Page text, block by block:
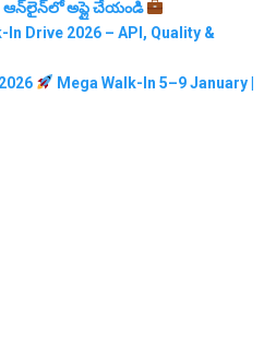
ఆన్‌లైన్‌లో అప్లై చేయండి
Drive 2026 – API, Quality &
Mega Walk-In 5–9 January |